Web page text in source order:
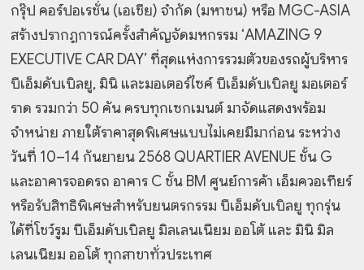
กรุ๊ป คอร์ปอเรชั่น (เอเชีย) จำกัด (มหาชน) หรือ MGC-ASIA
สร้างปรากฏการณ์ครั้งสำคัญจัดมหกรรม ‘AMAZING 9
EXECUTIVE CAR DAY’ ที่สุดแห่งการรวมตัวของรถผู้บริหาร
บีเอ็มดับเบิลยู, มินิ และมอเตอร์ไซค์ บีเอ็มดับเบิลยู มอเตอร์
ราด รวมกว่า 50 คัน ครบทุกเซกเมนต์ มาจัดแสดงพร้อม
จำหน่าย ภายใต้ราคาสุดพิเศษแบบไม่เคยมีมาก่อน ระหว่าง
วันที่ 10–14 กันยายน 2568 QUARTIER AVENUE ชั้น G
และอาคารจอดรถ อาคาร C ชั้น BM ศูนย์การค้า เอ็มควอเทียร์
หรือรับสิทธิพิเศษสำหรับยนตรกรรม บีเอ็มดับเบิลยู ทุกรุ่น
ได้ที่โชว์รูม บีเอ็มดับเบิลยู มิลเลนเนียม ออโต้ และ มินิ มิล
เลนเนียม ออโต้ ทุกสาขาทั่วประเทศ